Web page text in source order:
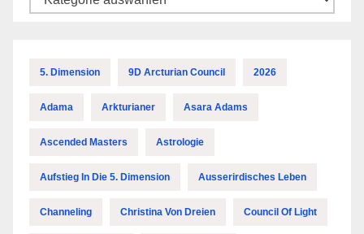
5. Dimension 9D Arcturian Council 2026
Adama Arkturianer Asara Adams
Ascended Masters Astrologie
Aufstieg In Die 5. Dimension Ausserirdisches Leben
Channeling Christina Von Dreien Council Of Light